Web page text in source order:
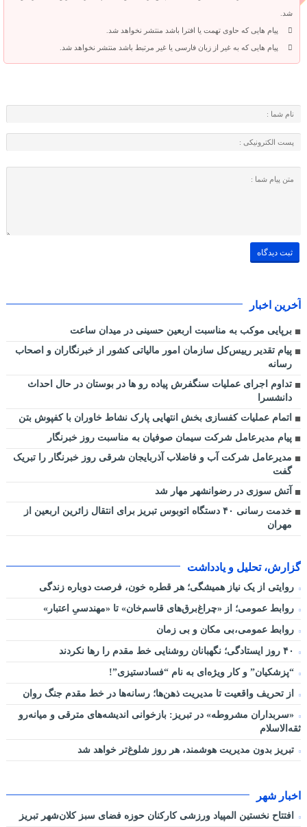
شد.
پیام هایی که حاوی تهمت یا افترا باشد منتشر نخواهد شد.
پیام هایی که به غیر از زبان فارسی یا غیر مرتبط باشد منتشر نخواهد شد.
آخرین اخبار
برپایی موکب به مناسبت اربعین حسینی در میدان ساعت
پیام تقدیر رییس‌کل سازمان امور مالیاتی کشور از خبرنگاران و اصحاب
رسانه
تداوم اجرای عملیات سنگفرش پیاده رو ها در بوستان در حال احداث
دانشسرا
اتمام عملیات کفسازی بخش انتهایی پارک نشاط خاوران با کفپوش بتن
پیام مدیرعامل شرکت سیمان صوفیان به مناسبت روز خبرنگار
مدیرعامل شرکت آب و فاضلاب آذربایجان شرقی روز خبرنگار را تبریک
گفت
آتش سوزی در رضوانشهر مهار شد
خدمت رسانی ۴۰ دستگاه اتوبوس تبریز برای انتقال زائرین اربعین از
مهران
گزارش، تحلیل و یادداشت
روایتی از یک نیاز همیشگی؛ هر قطره خون، فرصت دوباره زندگی
روابط عمومی؛ از «چراغ‌برق‌های قاسم‌خان» تا «مهندسیِ اعتبار»
روابط عمومی،بی مکان و بی زمان
“پزشکیان” و کار ویژه‌ای به نام “فسادستیزی”!
از تحریف واقعیت تا مدیریت ذهن‌ها؛ رسانه‌ها در خط مقدم جنگ روان
«سربداران مشروطه» در تبریز: بازخوانی اندیشه‌های مترقی و میانه‌رو
ثقه‌الاسلام
تبریز بدون مدیریت هوشمند، هر روز شلوغ‌تر خواهد شد
اخبار شهر
افتتاح نخستین المپیاد ورزشی کارکنان حوزه فضای سبز کلان‌شهر تبریز